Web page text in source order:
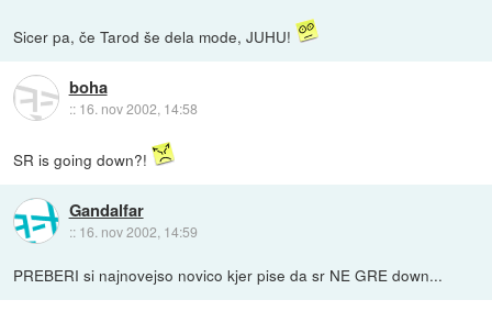
Sicer pa, če Tarod še dela mode, JUHU!
boha
:: 16. nov 2002, 14:58
SR is going down?!
Gandalfar
:: 16. nov 2002, 14:59
PREBERI si najnovejso novico kjer pise da sr NE GRE down...